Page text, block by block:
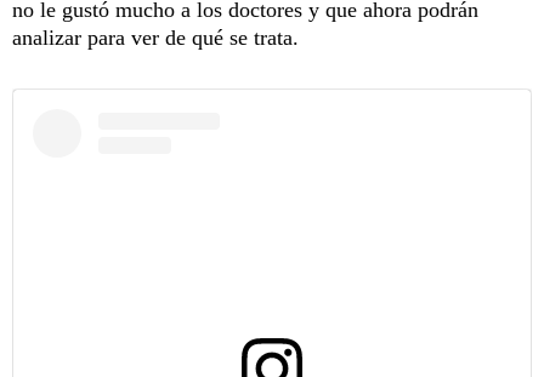
no le gustó mucho a los doctores y que ahora podrán
analizar para ver de qué se trata.